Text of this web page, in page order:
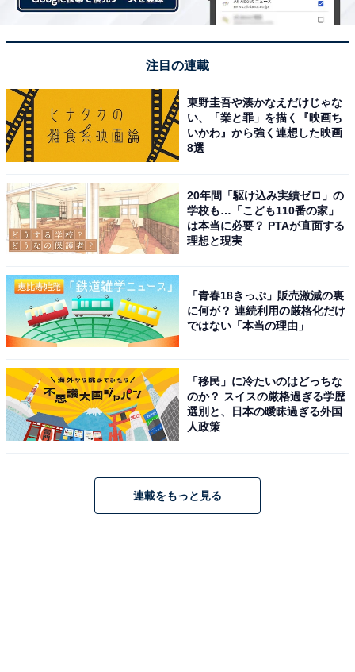
Apple デュアルUSB-Cポート搭載35W電源アダプタ
Apple「40Wダイナミック電源アダプタ（最大60W対
応）」
Apple 40Wダイナミック電源アダプタ（最大60W対応） ​​​​​​​
Amazonで見る
Apple「70W USB-C電源アダプタ」
注目の連載
東野圭吾や湊かなえだけじゃな
い、「業と罪」を描く『映画ち
いかわ』から強く連想した映画
8選
20年間「駆け込み実績ゼロ」の
学校も…「こども110番の家」
は本当に必要？ PTAが直面する
理想と現実
「青春18きっぷ」販売激減の裏
に何が？ 連続利用の厳格化だけ
ではない「本当の理由」
「移民」に冷たいのはどっちな
のか？ スイスの厳格過ぎる学歴
選別と、日本の曖昧過ぎる外国
人政策
連載をもっと見る